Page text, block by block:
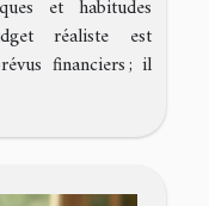
et habitudes
réaliste est
financiers ; il